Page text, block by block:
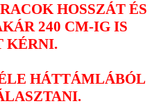
HOSSZÁT ÉS
240 CM-IG IS
KÉRNI.
HÁTTÁMLÁBÓL